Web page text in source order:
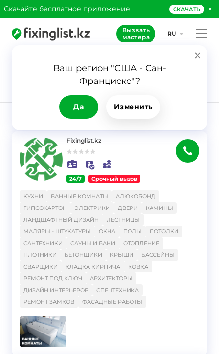
Скачайте бесплатное приложение! СКАЧАТЬ ×
Вызвать
мастера
RU
Ваш регион "США - Сан-
Франциско"?
Да Изменить
Заявка
Ванные
69
РЕЗУЛЬТАТ
Fixinglist.kz
24/7 Срочный вызов
КУХНИ ВАННЫЕ КОМНАТЫ
АЛЮКОБОНД
ГИПСОКАРТОН
ЭЛЕКТРИКИ ДВЕРИ
КАМИНЫ
ЛАНДШАФТНЫЙ ДИЗАЙН
ЛЕСТНИЦЫ
МАЛЯРЫ - ШТУКАТУРЫ
ОКНА ПОЛЫ
ПОТОЛКИ
САНТЕХНИКИ
САУНЫ И БАНИ
ОТОПЛЕНИЕ
ПЛОТНИКИ
БЕТОНЩИКИ КРЫШИ
БАССЕЙНЫ
СВАРЩИКИ
КЛАДКА КИРПИЧА
КОВКА
РЕМОНТ ПОД КЛЮЧ
АРХИТЕКТОРЫ
ДИЗАЙН ИНТЕРЬЕРОВ
СПЕЦТЕХНИКА
РЕМОНТ ЗАМКОВ
ФАСАДНЫЕ РАБОТЫ